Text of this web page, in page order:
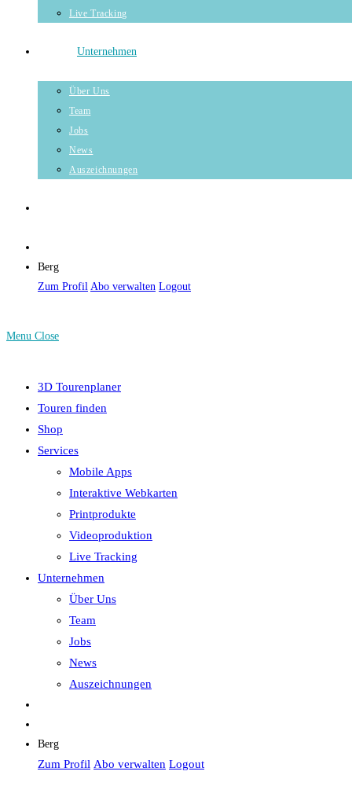
Live Tracking
Unternehmen
Über Uns
Team
Jobs
News
Auszeichnungen
Berg
Zum Profil Abo verwalten Logout
Menu Close
3D Tourenplaner
Touren finden
Shop
Services
Mobile Apps
Interaktive Webkarten
Printprodukte
Videoproduktion
Live Tracking
Unternehmen
Über Uns
Team
Jobs
News
Auszeichnungen
Berg
Zum Profil Abo verwalten Logout